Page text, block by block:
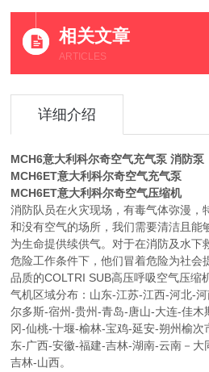
相关文章
ARTICLES
详细介绍
MCH6意大利科尔奇空气充气泵 消防泵
MCH6ET意大利科尔奇空气充气泵
MCH6ET意大利科尔奇空气压缩机
消防队员在火灾现场，有毒气体弥漫，
和没有空气的场所，我们需要清洁且能
为生命提供续供气。对于在消防及水下
危险工作条件下，他们冒着危险为社会
品质的COLTRI SUB高压呼吸空气压缩
气机区域分布：山东-江苏-江西-河北-
尔多斯-宿州-贵州-青岛-唐山-大连-佳
冈-仙桃-十堰-榆林-宝鸡-延安-朔州榆
东-广西-安徽-福建-吉林-湖南-云南－
吉林-山西。